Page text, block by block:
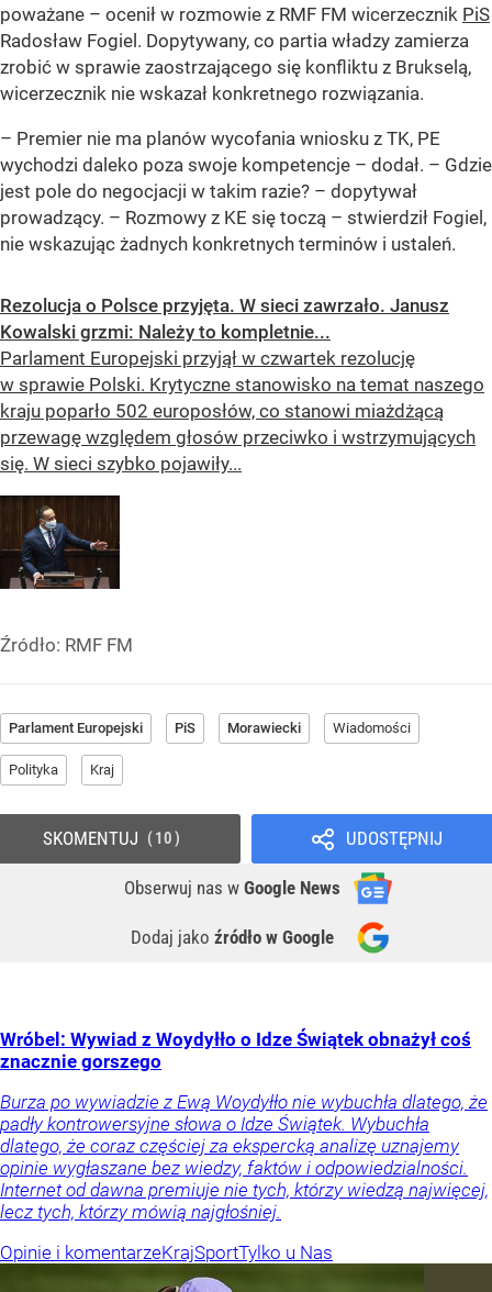
poważane – ocenił w rozmowie z RMF FM wicerzecznik PiS
Radosław Fogiel. Dopytywany, co partia władzy zamierza
zrobić w sprawie zaostrzającego się konfliktu z Brukselą,
wicerzecznik nie wskazał konkretnego rozwiązania.
– Premier nie ma planów wycofania wniosku z TK, PE
wychodzi daleko poza swoje kompetencje – dodał. – Gdzie
jest pole do negocjacji w takim razie? – dopytywał
prowadzący. – Rozmowy z KE się toczą – stwierdził Fogiel,
nie wskazując żadnych konkretnych terminów i ustaleń.
Rezolucja o Polsce przyjęta. W sieci zawrzało. Janusz
Kowalski grzmi: Należy to kompletnie...
Parlament Europejski przyjął w czwartek rezolucję
w sprawie Polski. Krytyczne stanowisko na temat naszego
kraju poparło 502 europosłów, co stanowi miażdżącą
przewagę względem głosów przeciwko i wstrzymujących
się. W sieci szybko pojawiły...
Źródło: RMF FM
Parlament Europejski PiS Morawiecki Wiadomości
Polityka Kraj
UDOSTĘPNIJ
Obserwuj nas w Google News
Dodaj jako źródło w Google
SKOMENTUJ 10
Wróbel: Wywiad z Woydyłło o Idze Świątek obnażył coś
znacznie gorszego
Burza po wywiadzie z Ewą Woydyłło nie wybuchła dlatego, że
padły kontrowersyjne słowa o Idze Świątek. Wybuchła
dlatego, że coraz częściej za ekspercką analizę uznajemy
opinie wygłaszane bez wiedzy, faktów i odpowiedzialności.
Internet od dawna premiuje nie tych, którzy wiedzą najwięcej,
lecz tych, którzy mówią najgłośniej.
Opinie i komentarzeKrajSportTylko u Nas